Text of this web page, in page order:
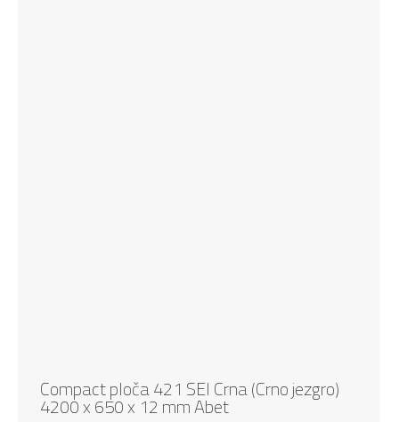
Compact ploča 421 SEI Crna (Crno jezgro)
4200 x 650 x 12 mm Abet